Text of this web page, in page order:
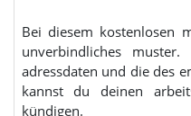
Bei diesem kostenlosen
unverbindliches
adressdaten und die des
kannst du deinen
kündigen.